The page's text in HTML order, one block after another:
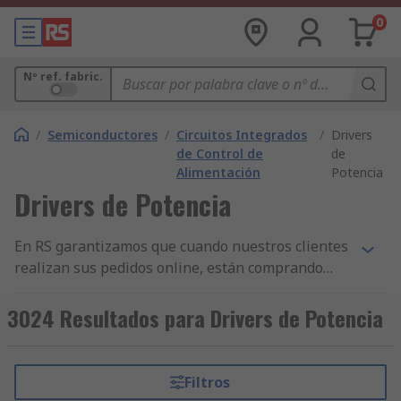
0
Nº ref. fabric.
/ Semiconductores / Circuitos Integrados
de Control de
Alimentación
/ Drivers
de
Potencia
Drivers de Potencia
En RS garantizamos que cuando nuestros clientes
realizan sus pedidos online, están comprando
con las normas de seguridad pertinentes. Hemos
construido nuestra reputación sobre nuestro
componentes de Drivers para Uso General y otros
productos de Circuitos Integrados de Control de
3024 Resultados para Drivers de Potencia
Filtros